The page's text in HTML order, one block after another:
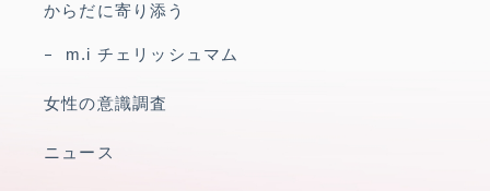
からだに寄り添う
m.i チェリッシュマム
女性の意識調査
ニュース